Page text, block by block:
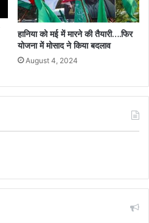
हानिया को मई में मारने की तैयारी….फिर
योजना में मोसाद ने किया बदलाव
August 4, 2024